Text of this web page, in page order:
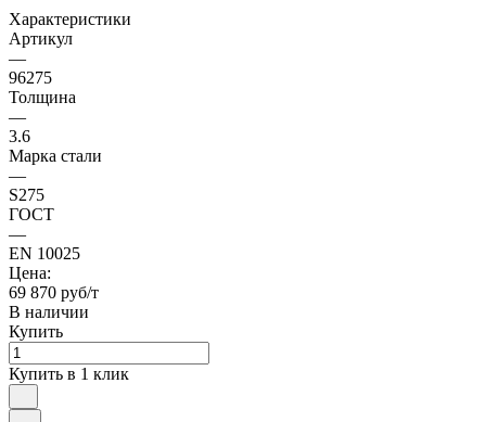
Характеристики
Артикул
—
96275
Толщина
—
3.6
Марка стали
—
S275
ГОСТ
—
EN 10025
Цена:
69 870 руб/т
В наличии
Купить
Купить в 1 клик